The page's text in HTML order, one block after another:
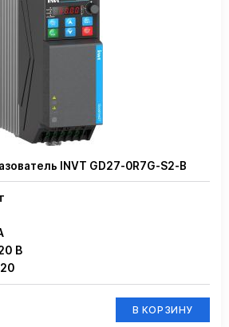
INVT GD27-0R7G-S2-B
В
В КОРЗИНУ